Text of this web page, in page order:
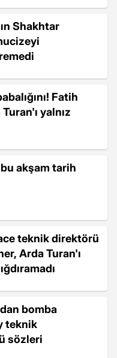
Shakhtar
Fatih
yalnız
akşam tarih
teknik direktörü
Arda Turan'ı
bomba
teknik
sözleri